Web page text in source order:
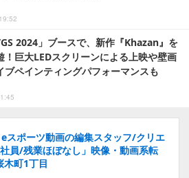
2024」ブースで、新作『Khazan』を
！巨大LEDスクリーンによる上映や壁画
ブペインティングパフォーマンスも
eスポーツ動画の編集スタッフ/クリエ
員/残業ほぼなし」映像・動画系転
町1丁目